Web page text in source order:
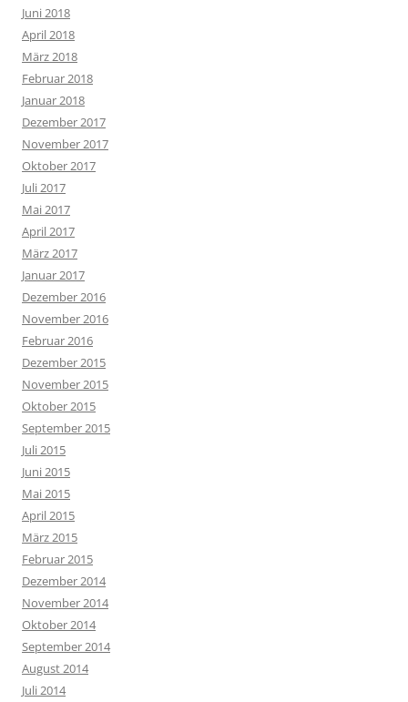
Juni 2018
April 2018
März 2018
Februar 2018
Januar 2018
Dezember 2017
November 2017
Oktober 2017
Juli 2017
Mai 2017
April 2017
März 2017
Januar 2017
Dezember 2016
November 2016
Februar 2016
Dezember 2015
November 2015
Oktober 2015
September 2015
Juli 2015
Juni 2015
Mai 2015
April 2015
März 2015
Februar 2015
Dezember 2014
November 2014
Oktober 2014
September 2014
August 2014
Juli 2014